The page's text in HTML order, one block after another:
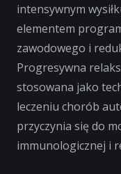
intensywnym
elementem
zawodowego i
Progresywna
stosowana jako
leczeniu chorób
przyczynia się do
immunologicznej i